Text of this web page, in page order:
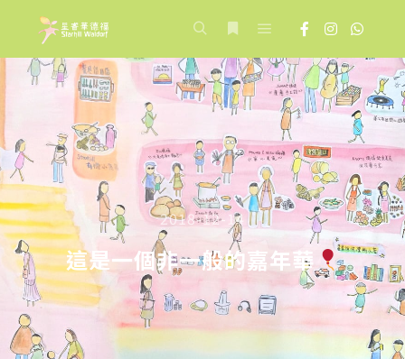
2018-12-14
這是一個非一般的嘉年華